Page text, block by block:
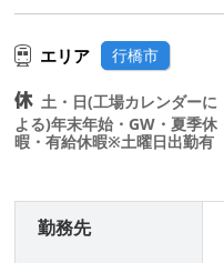
エリア 行橋市
土・日(工場カレンダーに
よる)年末年始・GW・夏季休
暇・有給休暇※土曜日出勤有
勤務先